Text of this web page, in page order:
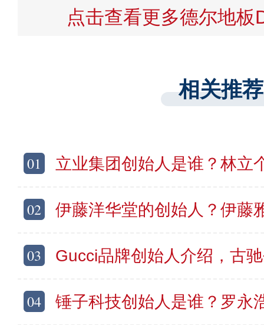
点击查看更多德尔地板
相关推荐
01 立业集团创始人是谁？林立个人资料简
02 伊藤洋华堂的创始人？伊藤雅俊个人
03 Gucci品牌创始人介绍，古
04 锤子科技创始人是谁？罗永浩个